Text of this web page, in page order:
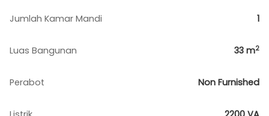
Jumlah Kamar Mandi 1
Luas Bangunan 33 m2
Perabot Non Furnished